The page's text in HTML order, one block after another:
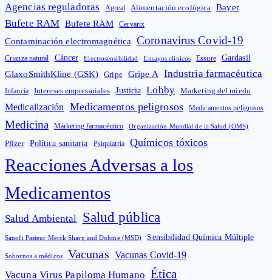
Agencias reguladoras
Agreal Alimentación ecológica Bayer
Bufete RAM Bufete RAM Cervarix
Contaminación electromagnética Coronavirus Covid-19
Crianza natural Cáncer Electrosensibilidad Ensayos clínicos Essure Gardasil
GlaxoSmithKline (GSK) Gripe Gripe A Industria farmacéutica
Infancia Intereses empresariales Justicia Lobby Marketing del miedo
Medicalización Medicamentos peligrosos Medicamentos peligrosos
Medicina Márketing farmacéutico Organización Mundial de la Salud (OMS)
Pfizer Política sanitaria Psiquiatría Químicos tóxicos
Reacciones Adversas a los
Medicamentos
Salud Ambiental Salud pública
Sanofi Pasteur Merck Sharp and Dohme (MSD) Sensibilidad Química Múltiple
Sobornos a médicos Vacunas Vacunas Covid-19
Vacuna Virus Papiloma Humano Ética